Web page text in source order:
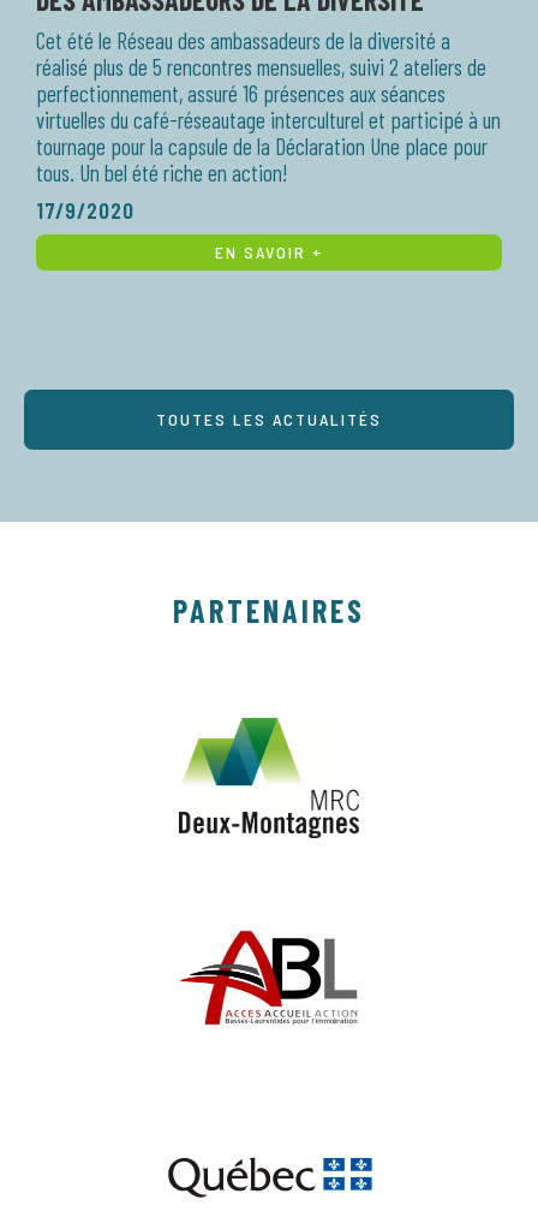
Cet été le Réseau des ambassadeurs de la diversité a
réalisé plus de 5 rencontres mensuelles, suivi 2 ateliers de
perfectionnement, assuré 16 présences aux séances
virtuelles du café-réseautage interculturel et participé à un
tournage pour la capsule de la Déclaration Une place pour
tous. Un bel été riche en action!
17/9/2020
EN SAVOIR +
TOUTES LES ACTUALITÉS
PARTENAIRES